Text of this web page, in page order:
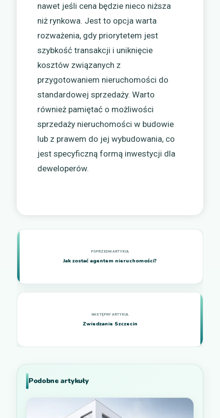
nawet jeśli cena będzie nieco niższa
niż rynkowa. Jest to opcja warta
rozważenia, gdy priorytetem jest
szybkość transakcji i uniknięcie
kosztów związanych z
przygotowaniem nieruchomości do
standardowej sprzedaży. Warto
również pamiętać o możliwości
sprzedaży nieruchomości w budowie
lub z prawem do jej wybudowania, co
jest specyficzną formą inwestycji dla
deweloperów.
Jak zostać agentem nieruchomości?
Zwiedzanie Szczecin
Podobne artykuły